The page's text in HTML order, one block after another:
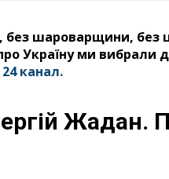
без шароварщини, без
Україну ми вибрали
24 канал.
Жадан.